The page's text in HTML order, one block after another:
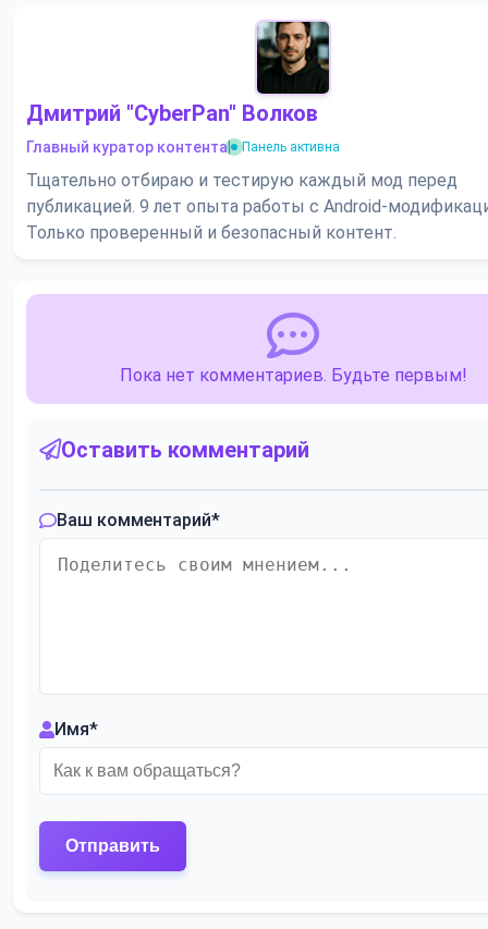
Дмитрий "CyberPan" Волков
Главный куратор контента Панель активна
Тщательно отбираю и тестирую каждый мод перед
публикацией. 9 лет опыта работы с Android-
Только проверенный и безопасный контент.
Пока нет комментариев. Будьте первым!
Оставить комментарий
Ваш комментарий*
Имя*